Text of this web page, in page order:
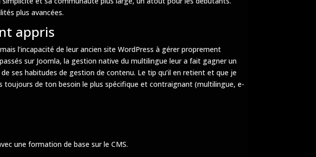
plus avancées.
appris
l’incapacité de leur ancien site WordPress à gérer proprement
sur Joomla, la gestion native du multilingue leur a fait gagner un
ses habitudes de gestion de contenu. Le tip qu’il en retient et que je
toujours de ton besoin le plus spécifique et contraignant (multilingue, e-
une formation de base sur le CMS.